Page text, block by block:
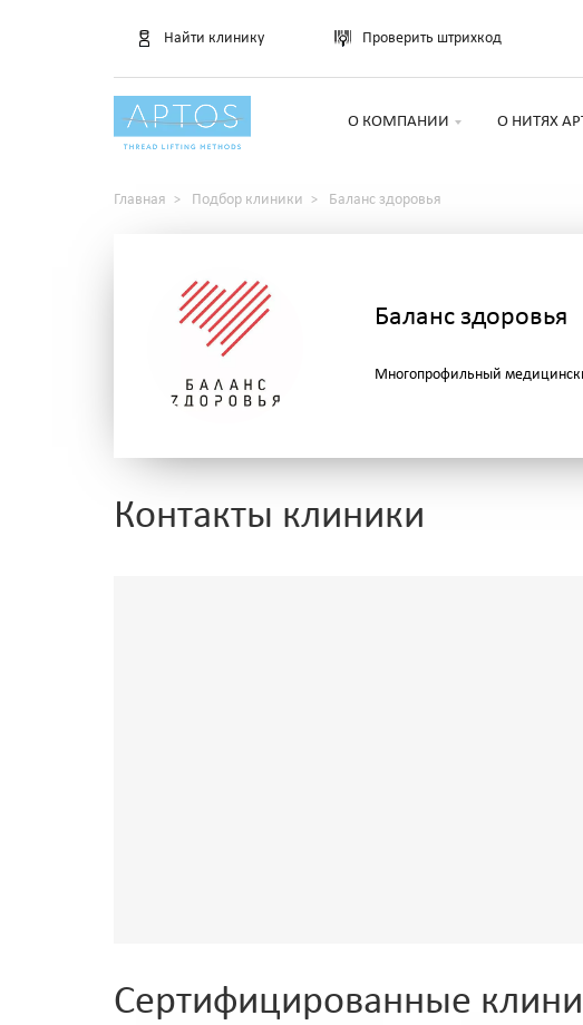
Найти клинику Проверить штрихкод
О КОМПАНИИ О НИТЯХ
Главная Подбор клиники Баланс здоровья
Баланс здоровья
Многопрофильный
Контакты клиники
Сертифицированные